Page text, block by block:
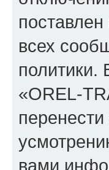
всех
политики.
«OREL-
вами